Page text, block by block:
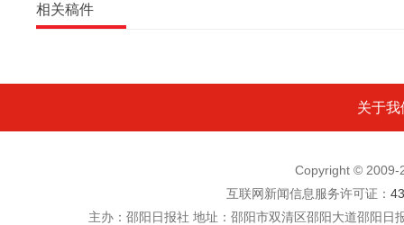
相关稿件
关于我
Copyright © 2009-
互联网新闻信息服务许可证：
主办：邵阳日报社 地址：邵阳市双清区邵阳大道邵阳